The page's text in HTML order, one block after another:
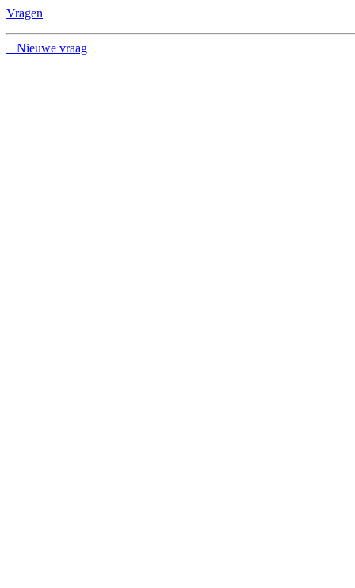
Vragen
+ Nieuwe vraag